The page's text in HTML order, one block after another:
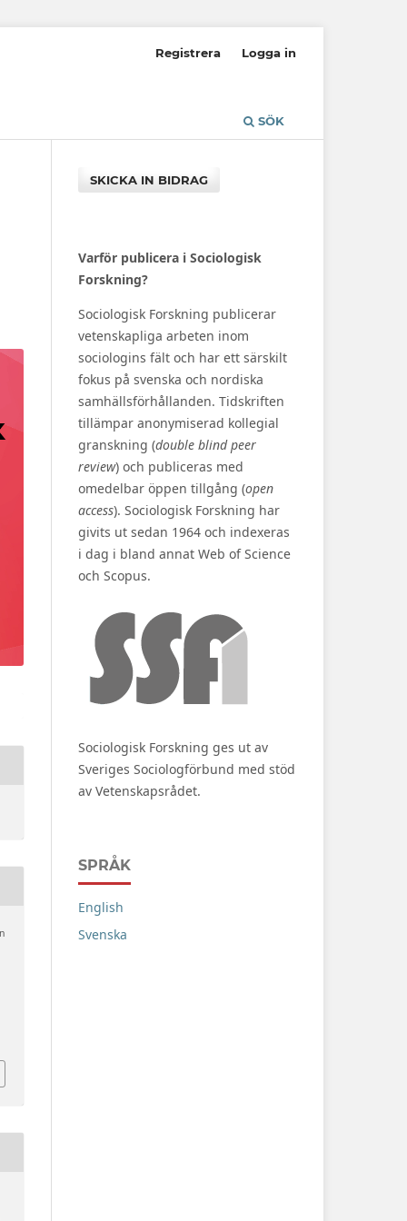
SÖK
Registrera Logga in
SKICKA IN BIDRAG
Varför publicera i Sociologisk
Forskning?
Sociologisk Forskning publicerar
vetenskapliga arbeten inom
sociologins fält och har ett särskilt
fokus på svenska och nordiska
samhällsförhållanden. Tidskriften
tillämpar anonymiserad kollegial
granskning (double blind peer
review) och publiceras med
omedelbar öppen tillgång (open
access). Sociologisk Forskning har
givits ut sedan 1964 och indexeras
i dag i bland annat Web of Science
och Scopus.
Sociologisk Forskning ges ut av
Sveriges Sociologförbund med stöd
av Vetenskapsrådet.
SPRÅK
English
Svenska